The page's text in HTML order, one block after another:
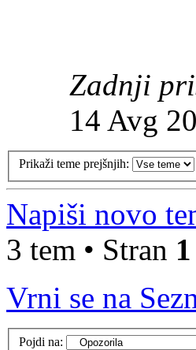
Zadnji
14 Avg
Prikaži teme prejšnjih:
Napiši novo
3 tem • Stran 1
Vrni se na
Pojdi na: